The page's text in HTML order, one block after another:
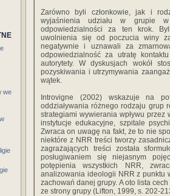
we
Zarówno byli członkowie, jak i
wyjaśnienia udziału w grupie
odpowiedzialności za ten krok.
uwolnienia się od poczucia winy
negatywnie i uznawali za
odpowiedzialność za utratę
autorytety. W dyskusjach wokół
pozyskiwania i utrzymywania
wątek.
Introvigne (2002) wskazuje na
oddziaływania różnego rodzaju grup
strategiami wywierania wpływu przez
instytucje edukacyjne, szpitale
Zwraca on uwagę na fakt, że to nie
niektóre z NRR treści tworzy
zagrażających treści została
posługiwaniem się niejasnym
potępienia wszystkich NRR,
analizowania ideologii NRR z punktu
zachowań danej grupy. A oto lista
ze strony grupy (Lifton, 1999, s. 202-